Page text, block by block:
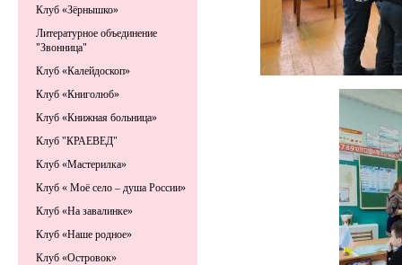
Клуб «Зёрнышко»
Литературное объединение
"Звонница"
Клуб «Калейдоскоп»
Клуб «Книголюб»
Клуб «Книжная больница»
Клуб "КРАЕВЕД"
Клуб «Мастерилка»
Клуб « Моё село – душа России»
Клуб «На завалинке»
Клуб «Наше родное»
Клуб «Островок»